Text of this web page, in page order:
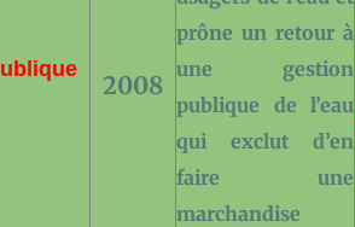
2008
prône un retour à
une gestion
publique de l’eau
qui exclut d’en
faire une
marchandise